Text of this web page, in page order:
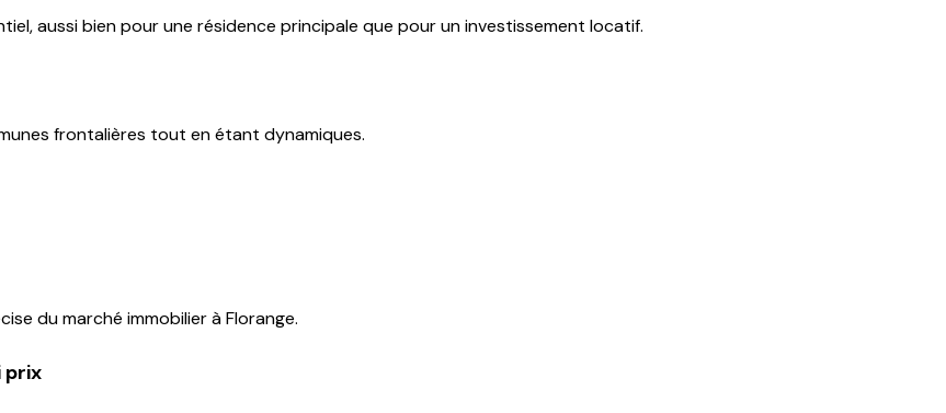
aussi bien pour une résidence principale que pour un investissement locatif.
frontalières tout en étant dynamiques.
du marché immobilier à Florange.
prix